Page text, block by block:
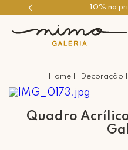
10% na
Decoração
Quadro